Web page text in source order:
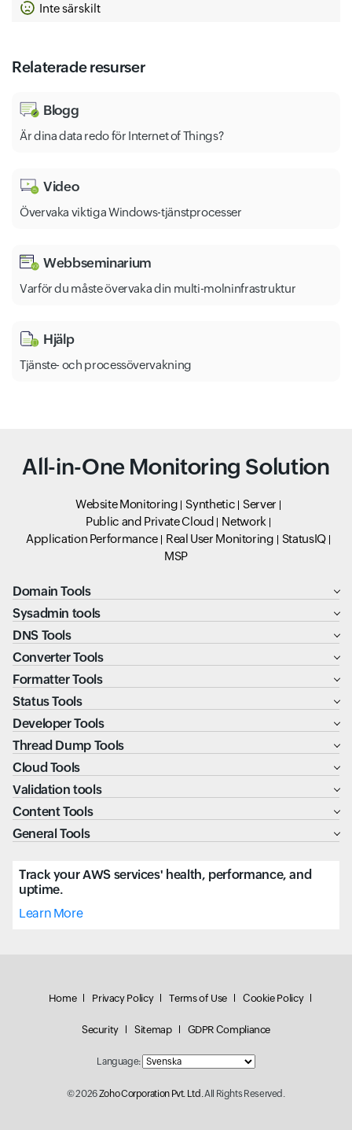
Inte särskilt
Relaterade resurser
Blogg
Är dina data redo för Internet of Things?
Video
Övervaka viktiga Windows-tjänstprocesser
Webbseminarium
Varför du måste övervaka din multi-molninfrastruktur
Hjälp
Tjänste- och processövervakning
All-in-One Monitoring Solution
Website Monitoring Synthetic
Server
Public and Private Cloud
Network
Application Performance
Real User Monitoring
StatusIQ
MSP
Domain Tools
Sysadmin tools
DNS Tools
Converter Tools
Formatter Tools
Status Tools
Developer Tools
Thread Dump Tools
Cloud Tools
Validation tools
Content Tools
General Tools
Track your AWS services' health, performance, and
uptime.
Learn More
Home Privacy Policy Terms of Use Cookie Policy
Security Sitemap GDPR Compliance
Language:
© 2026Zoho Corporation Pvt. Ltd.All Rights Reserved.